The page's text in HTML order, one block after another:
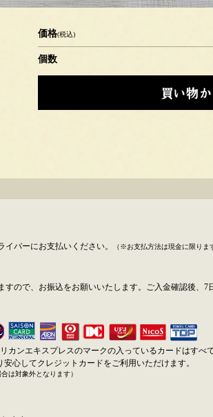
価格(税込)
個数
バーにお支払いください。
（※お支払方法は現金に限りま
すので、お振込をお願いいたします。ご入金確認後、7
カンエキスプレスのマークの入っているカードはすべ
心してクレジットカードをご利用いただけます。
は対象外となります）